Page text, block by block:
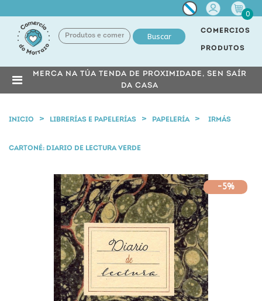
Miña
conta
0
Buscar
COMERCIOS
PRODUTOS
MERCA NA TÚA TENDA DE PROXIMIDADE, SEN SAÍR
DA CASA
INICIO LIBRERÍAS E PAPELERÍAS PAPELERÍA IRMÁS
CARTONÉ: DIARIO DE LECTURA VERDE
-5%